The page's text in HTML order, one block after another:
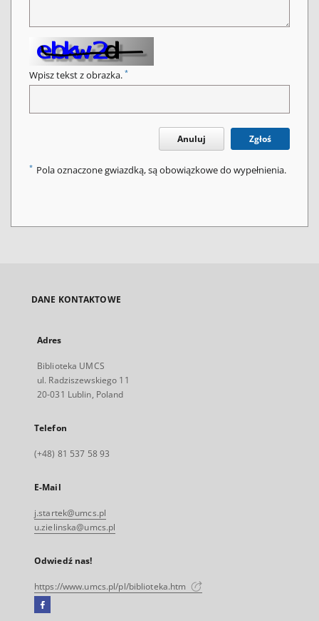
Wpisz tekst z obrazka. *
Anuluj Zgłoś
* Pola oznaczone gwiazdką, są obowiązkowe do wypełnienia.
DANE KONTAKTOWE
Adres
Biblioteka UMCS
ul. Radziszewskiego 11
20-031 Lublin, Poland
Telefon
(+48) 81 537 58 93
E-Mail
j.startek@umcs.pl
u.zielinska@umcs.pl
Odwiedź nas!
https://www.umcs.pl/pl/biblioteka.htm
Facebook